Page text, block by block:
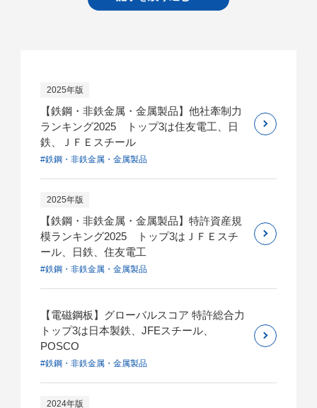
2025年版
【鉄鋼・非鉄金属・金属製品】他社牽制力
ランキング2025 トップ3は住友電工、日
鉄、ＪＦＥスチール
#鉄鋼・非鉄金属・金属製品
2025年版
【鉄鋼・非鉄金属・金属製品】特許資産規
模ランキング2025 トップ3はＪＦＥスチ
ール、日鉄、住友電工
#鉄鋼・非鉄金属・金属製品
【電磁鋼板】グローバルスコア 特許総合力
トップ3は日本製鉄、JFEスチール、
POSCO
#鉄鋼・非鉄金属・金属製品
2024年版